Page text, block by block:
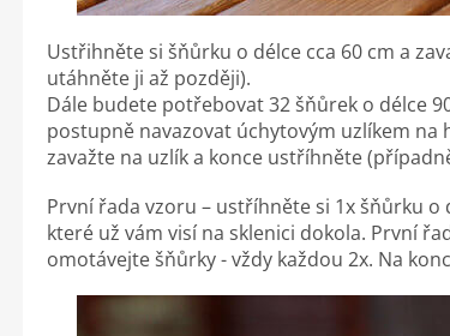
Ustřihněte si šňůrku o délce cca 60 cm a
utáhněte ji až později).
Dále budete potřebovat 32 šňůrek o délce
postupně navazovat úchytovým uzlíkem
zavažte na uzlík a konce ustříhněte
První řada vzoru – ustříhněte si 1x šňůrku
které už vám visí na sklenici dokola. První
omotávejte šňůrky - vždy každou 2x. Na